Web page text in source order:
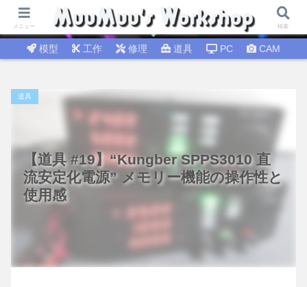
試行錯誤│DIY工作 🛠 DIY修理│温故知新
模型 工作 修理 道具 PC CAM
【道具 #19】“Kungber SPPS3010 直
流安定化電源” メモリー機能の操作性と
使用感
道具
メニュー 検索